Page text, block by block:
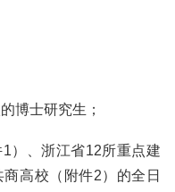
博士研究生；
）、浙江省12所重点建
高校（附件2）的全日